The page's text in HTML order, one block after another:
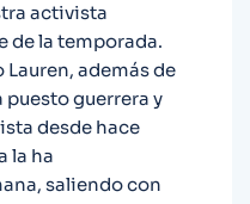
activista
de la temporada.
Lauren, además de
puesto guerrera y
desde hace
la ha
saliendo con